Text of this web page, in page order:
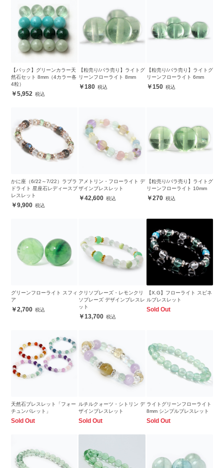
【パック】グリーンカラー天
然石セット 8mm（4カラー各
4粒）
5,952
【粒売り/バラ売り】ライトグ
リーンフローライト 8mm
180
【粒売り/バラ売り】ライトグ
リーンフローライト 6mm
150
かに座（6/22～7/22）ラブラ
ドライト 星座石レディースブ
レスレット
9,900
アメトリン・フローライト デ
ザインブレスレット
42,600
【粒売り/バラ売り】ライトグ
リーンフローライト 10mm
270
グリーンフローライト スフィ
ア
2,700
クリソプレーズ・レモンクリ
ソプレーズ デザインブレスレ
ット
13,700
【X.G】フローライト スピネ
ルブレスレット
Sold Out
天然石ブレスレット「フォー
チュンパレット」
Sold Out
ルチルクォーツ・シトリン デ
ザインブレスレット
Sold Out
ライトグリーンフローライト
8mm シンプルブレスレット
Sold Out